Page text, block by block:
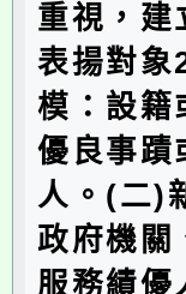
重視，建
表揚對象
模：設籍
優良事蹟
人。(二)
政府機關
服務績優